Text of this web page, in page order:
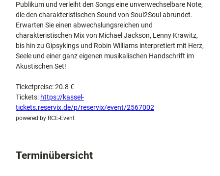
Publikum und verleiht den Songs eine unverwechselbare Note,
die den charakteristischen Sound von Soul2Soul abrundet.
Erwarten Sie einen abwechslungsreichen und
charakteristischen Mix von Michael Jackson, Lenny Krawitz,
bis hin zu Gipsykings und Robin Williams interpretiert mit Herz,
Seele und einer ganz eigenen musikalischen Handschrift im
Akustischen Set!
Ticketpreise: 20.8 €
Tickets: https://kassel-
tickets.reservix.de/p/reservix/event/2567002
powered by RCE-Event
Terminübersicht